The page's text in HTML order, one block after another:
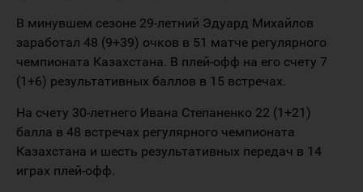
В минувшем сезоне 29-летний Эдуард Михайлов
заработал 48 (9+39) очков в 51 матче регулярного
чемпионата Казахстана. В плей-офф на его счету 7
(1+6) результативных баллов в 15 встречах.
На счету 30-летнего Ивана Степаненко 22 (1+21)
балла в 48 встречах регулярного чемпионата
Казахстана и шесть результативных передач в 14
играх плей-офф.